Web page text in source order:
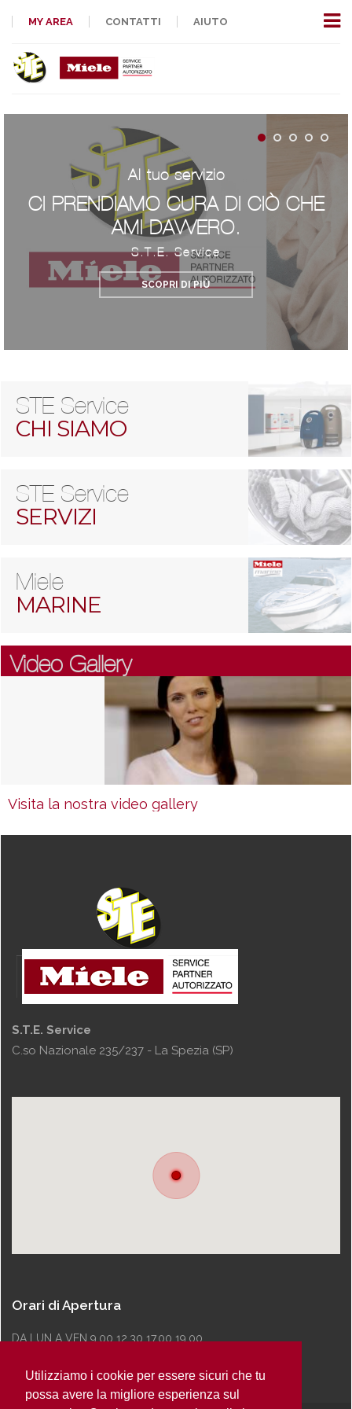
Utilizziamo i cookie per essere sicuri che tu
possa avere la migliore esperienza sul
MY AREA CONTATTI AIUTO
Al tuo servizio
CI PRENDIAMO CURA DI CIÒ CHE
AMI DAVVERO.
S.T.E. Service
SCOPRI DI PIÙ
STE Service
CHI SIAMO
STE Service
SERVIZI
Miele
MARINE
Video Gallery
Visita la nostra video gallery
S.T.E. Service
C.so Nazionale 235/237 - La Spezia (SP)
Orari di Apertura
DA LUN A VEN 9.00 12.30 17.00 19.00